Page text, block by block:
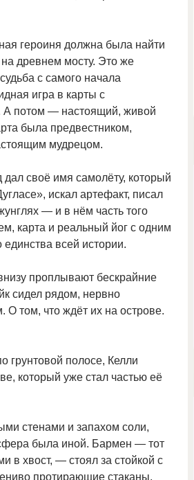
героиня должна была найти
древнем мосту. Это же
с самого начала
игра в карты с
А потом — настоящий, живой
была предвестником,
мудрецом.
своё имя самолёту, который
искал артефакт, писал
— и в нём часть того
карта и реальный йог с одним
всей истории.
проплывают бескрайние
сидел рядом, нервно
О том, что ждёт их на острове.
грунтовой полосе, Келли
который уже стал частью её
стенами и запахом соли,
была иной. Бармен — тот
хвост, — стоял за стойкой с
протирающие стаканы,